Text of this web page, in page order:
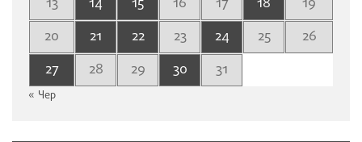
20
21 22 23 24 25
26
27
28 29 30 31
« Чер